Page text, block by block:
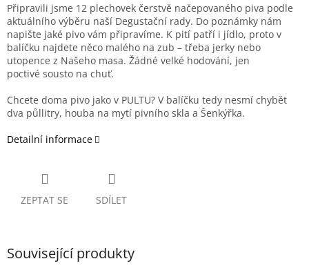
Připravili jsme 12 plechovek čerstvě načepovaného piva podle
aktuálního výběru naší Degustační rady. Do poznámky nám
napište jaké pivo vám připravíme. K pití patří i jídlo, proto v
balíčku najdete něco malého na zub – třeba jerky nebo
utopence z Našeho masa. Žádné velké hodování, jen
poctivé sousto na chuť.
Chcete doma pivo jako v PULTU? V balíčku tedy nesmí chybět
dva půllitry, houba na mytí pivního skla a Šenkýřka.
Detailní informace
ZEPTAT SE SDÍLET
Související produkty